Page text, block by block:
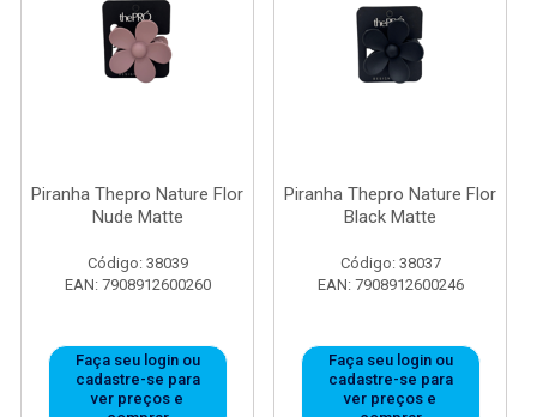
Piranha Thepro Nature Flor
Nude Matte
Código: 38039
EAN: 7908912600260
Faça seu login ou
cadastre-se para
ver preços e
Piranha Thepro Nature Flor
Black Matte
Código: 38037
EAN: 7908912600246
Faça seu login ou
cadastre-se para
ver preços e